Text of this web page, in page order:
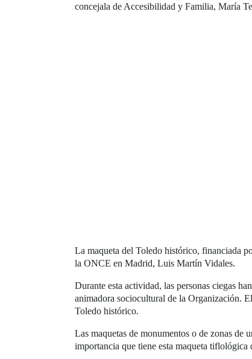
concejala de Accesibilidad y Familia, María
La maqueta del Toledo histórico, financiada
la ONCE en Madrid, Luis Martín Vidales.
Durante esta actividad, las personas ciegas
animadora sociocultural de la Organización.
Toledo histórico.
Las maquetas de monumentos o de zonas de
importancia que tiene esta maqueta tiflológica